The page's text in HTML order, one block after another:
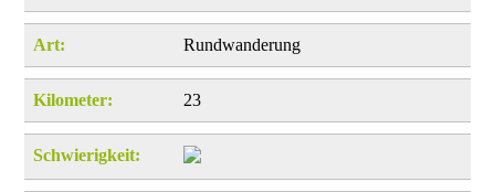
Art: Rundwanderung
Kilometer: 23
Schwierigkeit: